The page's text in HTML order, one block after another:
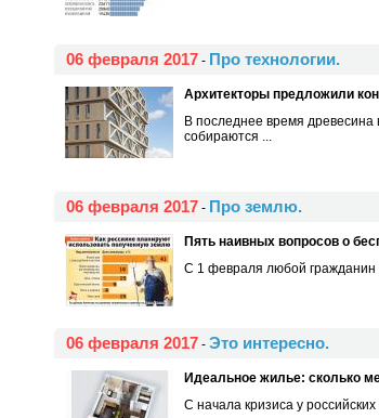
06 февраля 2017 - Про технологии.
Архитекторы предложили
В последнее время древесина
собираются ...
06 февраля 2017 - Про землю.
Пять наивных вопросов о
С 1 февраля любой гражданин
06 февраля 2017 - Это интересно.
Идеальное жилье: сколько
С начала кризиса у